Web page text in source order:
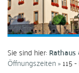
Sie sind hier:
Öffnungszeiten 115